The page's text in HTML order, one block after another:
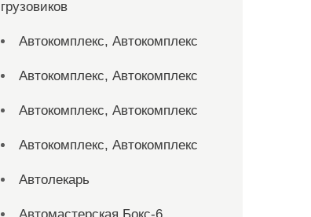
грузовиков
Автокомплекс, Автокомплекс
Автокомплекс, Автокомплекс
Автокомплекс, Автокомплекс
Автокомплекс, Автокомплекс
Автолекарь